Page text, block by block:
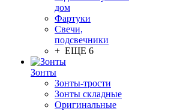
дом
Фартуки
Свечи,
подсвечники
+ ЕЩЕ 6
Зонты
Зонты-трости
Зонты складные
Оригинальные